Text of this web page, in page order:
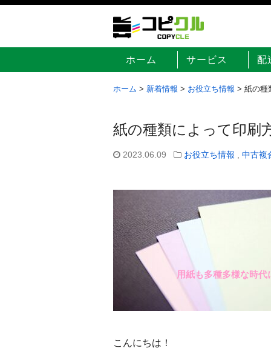
ホーム サービス 配
ホーム > 新着情報 > お役立ち情報 > 紙の種
紙の種類によって印刷
2023.06.09 お役立ち情報 , 中古複
用紙も多種多様な時代
こんにちは！